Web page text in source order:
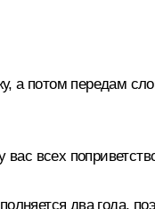
а потом передам
всех
два года,